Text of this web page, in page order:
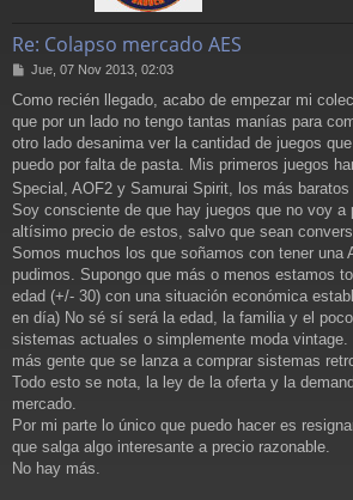
Re: Colapso mercado AES
M
n
s
a
Jue, 07 Nov 2013, 02:03
Como recién llegado, acabo de empezar mi
que por un lado no tengo tantas manías para
otro lado desanima ver la cantidad de juegos
puedo por falta de pasta. Mis primeros juegos
Special, AOF2 y Samurai Spirit, los más baratos
Soy consciente de que hay juegos que no voy a
altísimo precio de estos, salvo que sean
Somos muchos los que soñamos con tener una
pudimos. Supongo que más o menos estamos
edad (+/- 30) con una situación económica
en día) No sé sí será la edad, la familia y el
sistemas actuales o simplemente moda
más gente que se lanza a comprar sistemas
Todo esto se nota, la ley de la oferta y la
mercado.
Por mi parte lo único que puedo hacer es
que salga algo interesante a precio razonable.
No hay más.